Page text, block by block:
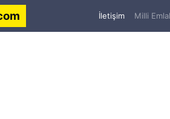
İletişim(current)
Milli